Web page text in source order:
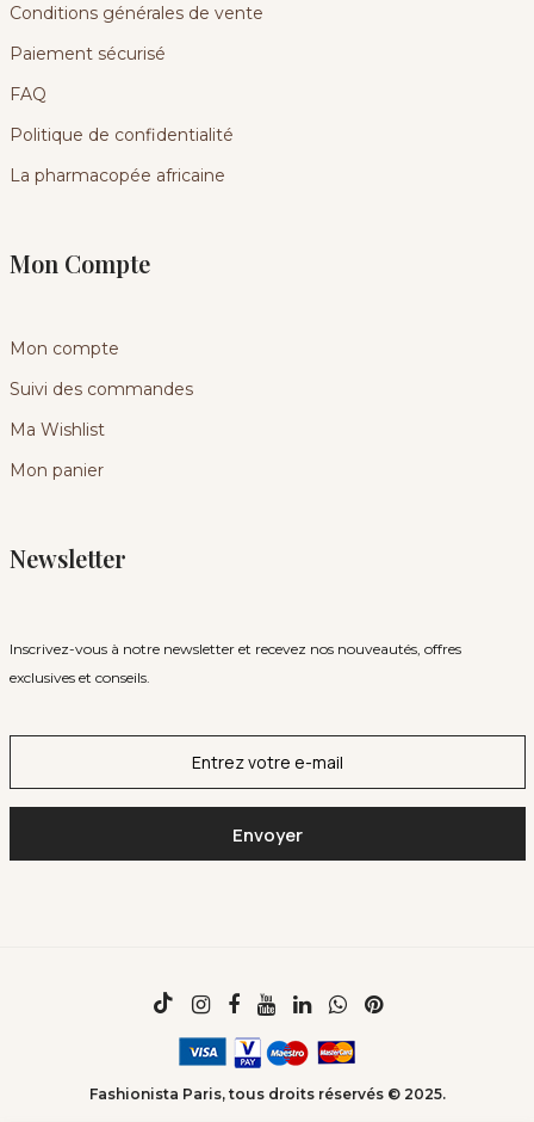
Conditions générales de vente
Paiement sécurisé
FAQ
Politique de confidentialité
La pharmacopée africaine
Mon Compte
Mon compte
Suivi des commandes
Ma Wishlist
Mon panier
Newsletter
Inscrivez-vous à notre newsletter et recevez nos nouveautés, offres
exclusives et conseils.
Fashionista Paris, tous droits réservés © 2025.